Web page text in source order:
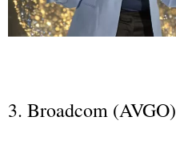
3. Broadcom (AVGO)